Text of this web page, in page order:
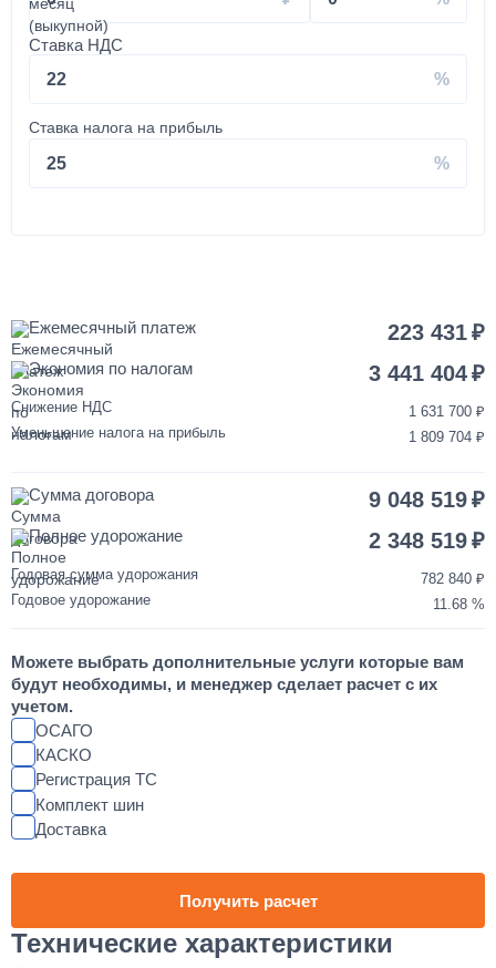
Установка КМУ 4-5 тонн на КАМАЗ
Установка запасного колеса на КАМАЗ
120 000
от 3 до 5 дней
от 2 до 3 дней
55 000
Установка магнитолы и динамиков в КАМАЗ
Наращивание кузова и бортов на КАМАЗ
Ставка НДС
22
Ставка налога на прибыль
25
Ежемесячный платеж 223 431
Экономия по налогам 3 441 404
Снижение НДС
1 631 700
Уменьшение налога на прибыль
1 809 704
Сумма договора 9 048 519
Полное удорожание 2 348 519
Годовая сумма удорожания
782 840
Годовое удорожание
11.68
Можете выбрать дополнительные услуги которые вам
будут необходимы, и менеджер сделает расчет с их
учетом.
ОСАГО
КАСКО
Регистрация ТС
Комплект шин
Доставка
Получить расчет
Технические характеристики